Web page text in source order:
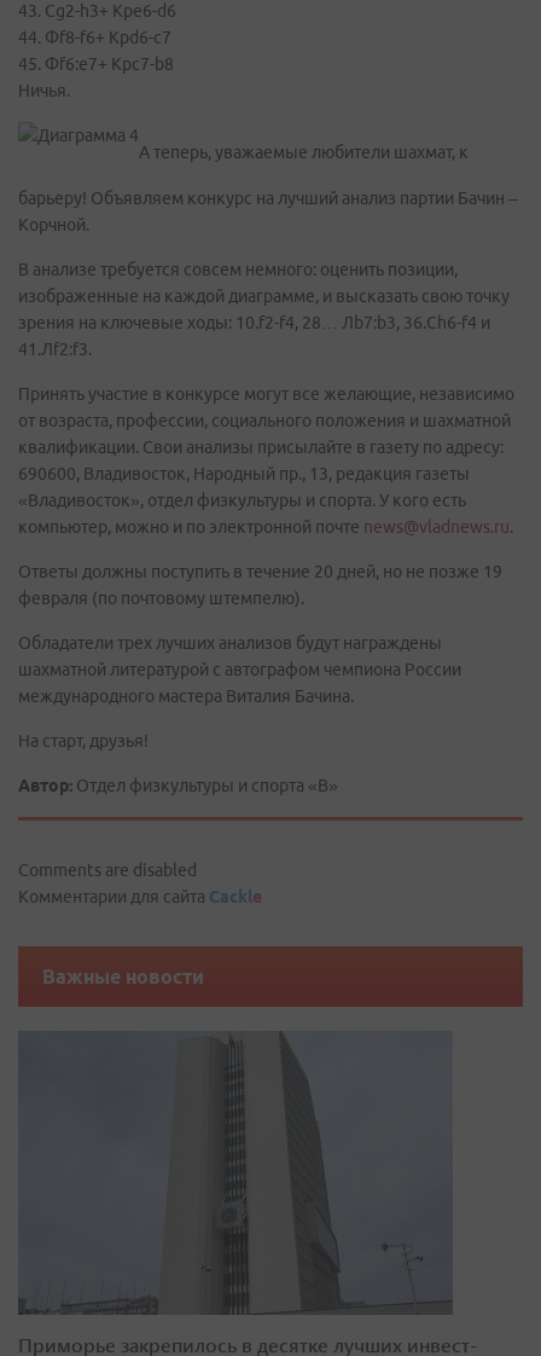
43. Cg2-h3+ Kpe6-d6
44. Фf8-f6+ Kpd6-c7
45. Фf6:е7+ Kpc7-b8
Ничья.
А теперь, уважаемые любители шахмат, к
барьеру! Объявляем конкурс на лучший анализ партии Бачин –
Корчной.
В анализе требуется совсем немного: оценить позиции,
изображенные на каждой диаграмме, и высказать свою точку
зрения на ключевые ходы: 10.f2-f4, 28… Лb7:b3, 36.Ch6-f4 и
41.Лf2:f3.
Принять участие в конкурсе могут все желающие, независимо
от возраста, профессии, социального положения и шахматной
квалификации. Свои анализы присылайте в газету по адресу:
690600, Владивосток, Народный пр., 13, редакция газеты
«Владивосток», отдел физкультуры и спорта. У кого есть
компьютер, можно и по электронной почте news@vladnews.ru.
Ответы должны поступить в течение 20 дней, но не позже 19
февраля (по почтовому штемпелю).
Обладатели трех лучших анализов будут награждены
шахматной литературой c автографом чемпиона России
международного мастера Виталия Бачина.
На старт, друзья!
Автор: Отдел физкультуры и спорта «В»
Comments are disabled
Комментарии для сайта Cackle
Важные новости
Приморье закрепилось в десятке лучших инвест-